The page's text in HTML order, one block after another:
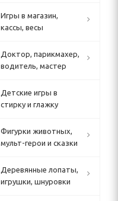
Игры в магазин,
кассы, весы
Доктор, парикмахер,
водитель, мастер
Детские игры в
стирку и глажку
Фигурки животных,
мульт-герои и сказки
Деревянные лопаты,
игрушки, шнуровки